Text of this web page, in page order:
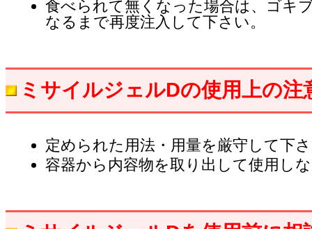
食べられて無くなった場合は、ゴキ
なるまで再度注入して下さい。
ミサイルジェルDの使用上の注
定められた用法・用量を厳守して下
容器から内容物を取り出して使用し